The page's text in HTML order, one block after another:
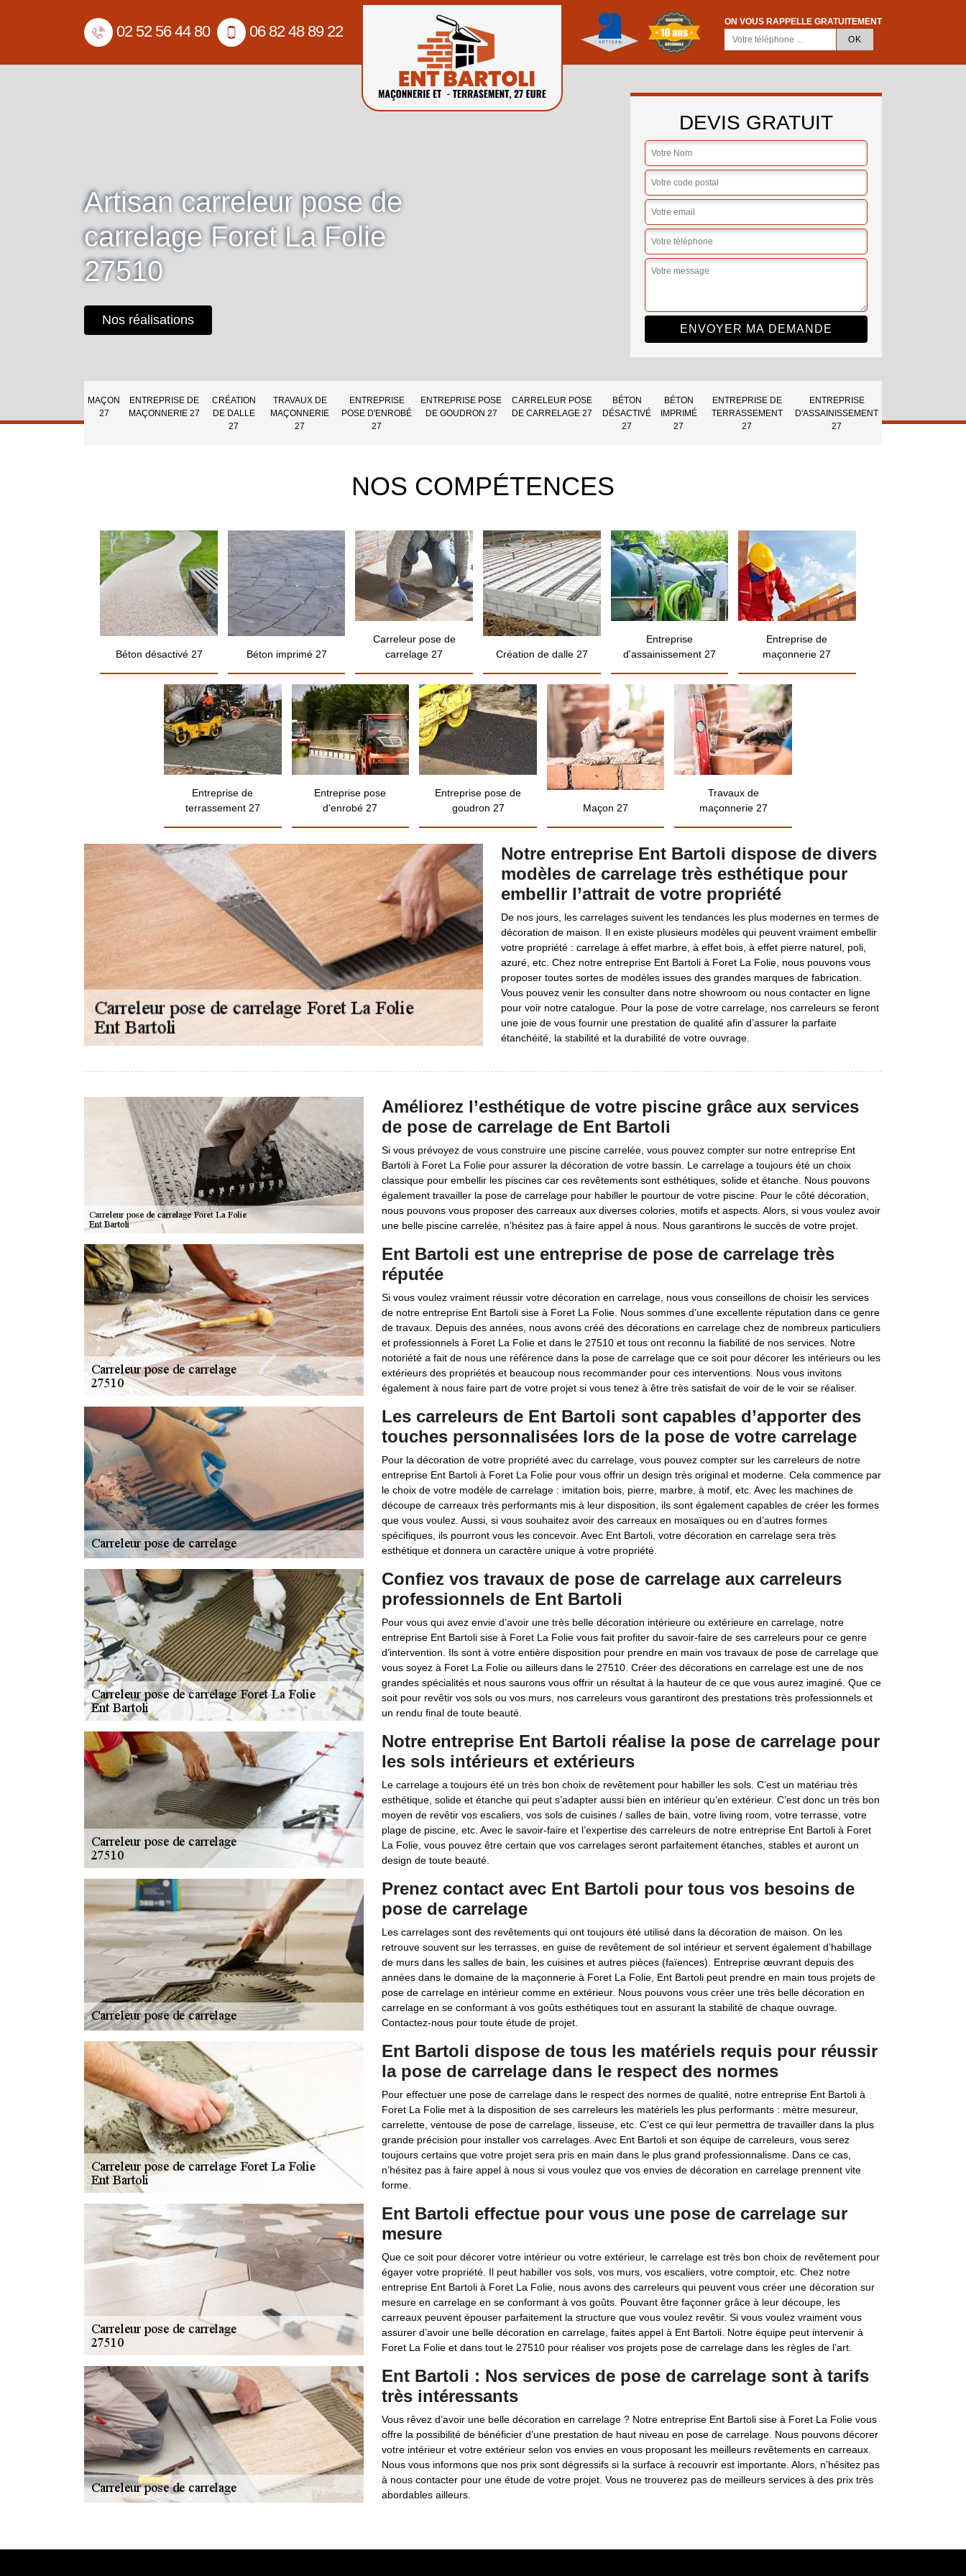
02 52 56 44 80 06 82 48 89 22
ON VOUS RAPPELLE GRATUITEMENT
Artisan carreleur pose de
carrelage Foret La Folie
27510
Nos réalisations
DEVIS GRATUIT
MAÇON
27
ENTREPRISE DE
MAÇONNERIE 27
CRÉATION
DE DALLE
27
TRAVAUX DE
MAÇONNERIE
27
ENTREPRISE
POSE D'ENROBÉ
27
ENTREPRISE POSE
DE GOUDRON 27
CARRELEUR POSE
DE CARRELAGE 27
BÉTON
DÉSACTIVÉ
27
BÉTON
IMPRIMÉ
27
ENTREPRISE DE
TERRASSEMENT
27
ENTREPRISE
D'ASSAINISSEMENT
27
NOS COMPÉTENCES
Béton désactivé 27 Béton imprimé 27
Carreleur pose de
carrelage 27
Création de dalle 27
Entreprise
d'assainissement 27
Entreprise de
maçonnerie 27
Entreprise de
terrassement 27
Entreprise pose
d'enrobé 27
Entreprise pose de
goudron 27
Maçon 27
Travaux de
maçonnerie 27
Notre entreprise Ent Bartoli dispose de divers
modèles de carrelage très esthétique pour
embellir l’attrait de votre propriété
De nos jours, les carrelages suivent les tendances les plus modernes en termes de
décoration de maison. Il en existe plusieurs modèles qui peuvent vraiment embellir
votre propriété : carrelage à effet marbre, à effet bois, à effet pierre naturel, poli,
azuré, etc. Chez notre entreprise Ent Bartoli à Foret La Folie, nous pouvons vous
proposer toutes sortes de modèles issues des grandes marques de fabrication.
Vous pouvez venir les consulter dans notre showroom ou nous contacter en ligne
pour voir notre catalogue. Pour la pose de votre carrelage, nos carreleurs se feront
une joie de vous fournir une prestation de qualité afin d’assurer la parfaite
étanchéité, la stabilité et la durabilité de votre ouvrage.
Améliorez l’esthétique de votre piscine grâce aux services
de pose de carrelage de Ent Bartoli
Si vous prévoyez de vous construire une piscine carrelée, vous pouvez compter sur notre entreprise Ent
Bartoli à Foret La Folie pour assurer la décoration de votre bassin. Le carrelage a toujours été un choix
classique pour embellir les piscines car ces revêtements sont esthétiques, solide et étanche. Nous pouvons
également travailler la pose de carrelage pour habiller le pourtour de votre piscine. Pour le côté décoration,
nous pouvons vous proposer des carreaux aux diverses colories, motifs et aspects. Alors, si vous voulez avoir
une belle piscine carrelée, n’hésitez pas à faire appel à nous. Nous garantirons le succès de votre projet.
Ent Bartoli est une entreprise de pose de carrelage très
réputée
Si vous voulez vraiment réussir votre décoration en carrelage, nous vous conseillons de choisir les services
de notre entreprise Ent Bartoli sise à Foret La Folie. Nous sommes d’une excellente réputation dans ce genre
de travaux. Depuis des années, nous avons créé des décorations en carrelage chez de nombreux particuliers
et professionnels à Foret La Folie et dans le 27510 et tous ont reconnu la fiabilité de nos services. Notre
notoriété a fait de nous une référence dans la pose de carrelage que ce soit pour décorer les intérieurs ou les
extérieurs des propriétés et beaucoup nous recommander pour ces interventions. Nous vous invitons
également à nous faire part de votre projet si vous tenez à être très satisfait de voir de le voir se réaliser.
Les carreleurs de Ent Bartoli sont capables d’apporter des
touches personnalisées lors de la pose de votre carrelage
Pour la décoration de votre propriété avec du carrelage, vous pouvez compter sur les carreleurs de notre
entreprise Ent Bartoli à Foret La Folie pour vous offrir un design très original et moderne. Cela commence par
le choix de votre modèle de carrelage : imitation bois, pierre, marbre, à motif, etc. Avec les machines de
découpe de carreaux très performants mis à leur disposition, ils sont également capables de créer les formes
que vous voulez. Aussi, si vous souhaitez avoir des carreaux en mosaïques ou en d’autres formes
spécifiques, ils pourront vous les concevoir. Avec Ent Bartoli, votre décoration en carrelage sera très
esthétique et donnera un caractère unique à votre propriété.
Confiez vos travaux de pose de carrelage aux carreleurs
professionnels de Ent Bartoli
Pour vous qui avez envie d’avoir une très belle décoration intérieure ou extérieure en carrelage, notre
entreprise Ent Bartoli sise à Foret La Folie vous fait profiter du savoir-faire de ses carreleurs pour ce genre
d’intervention. Ils sont à votre entière disposition pour prendre en main vos travaux de pose de carrelage que
vous soyez à Foret La Folie ou ailleurs dans le 27510. Créer des décorations en carrelage est une de nos
grandes spécialités et nous saurons vous offrir un résultat à la hauteur de ce que vous aurez imaginé. Que ce
soit pour revêtir vos sols ou vos murs, nos carreleurs vous garantiront des prestations très professionnels et
un rendu final de toute beauté.
Notre entreprise Ent Bartoli réalise la pose de carrelage pour
les sols intérieurs et extérieurs
Le carrelage a toujours été un très bon choix de revêtement pour habiller les sols. C’est un matériau très
esthétique, solide et étanche qui peut s’adapter aussi bien en intérieur qu’en extérieur. C’est donc un très bon
moyen de revêtir vos escaliers, vos sols de cuisines / salles de bain, votre living room, votre terrasse, votre
plage de piscine, etc. Avec le savoir-faire et l’expertise des carreleurs de notre entreprise Ent Bartoli à Foret
La Folie, vous pouvez être certain que vos carrelages seront parfaitement étanches, stables et auront un
design de toute beauté.
Prenez contact avec Ent Bartoli pour tous vos besoins de
pose de carrelage
Les carrelages sont des revêtements qui ont toujours été utilisé dans la décoration de maison. On les
retrouve souvent sur les terrasses, en guise de revêtement de sol intérieur et servent également d’habillage
de murs dans les salles de bain, les cuisines et autres pièces (faïences). Entreprise œuvrant depuis des
années dans le domaine de la maçonnerie à Foret La Folie, Ent Bartoli peut prendre en main tous projets de
pose de carrelage en intérieur comme en extérieur. Nous pouvons vous créer une très belle décoration en
carrelage en se conformant à vos goûts esthétiques tout en assurant la stabilité de chaque ouvrage.
Contactez-nous pour toute étude de projet.
Ent Bartoli dispose de tous les matériels requis pour réussir
la pose de carrelage dans le respect des normes
Pour effectuer une pose de carrelage dans le respect des normes de qualité, notre entreprise Ent Bartoli à
Foret La Folie met à la disposition de ses carreleurs les matériels les plus performants : mètre mesureur,
carrelette, ventouse de pose de carrelage, lisseuse, etc. C’est ce qui leur permettra de travailler dans la plus
grande précision pour installer vos carrelages. Avec Ent Bartoli et son équipe de carreleurs, vous serez
toujours certains que votre projet sera pris en main dans le plus grand professionnalisme. Dans ce cas,
n’hésitez pas à faire appel à nous si vous voulez que vos envies de décoration en carrelage prennent vite
forme.
Ent Bartoli effectue pour vous une pose de carrelage sur
mesure
Que ce soit pour décorer votre intérieur ou votre extérieur, le carrelage est très bon choix de revêtement pour
égayer votre propriété. Il peut habiller vos sols, vos murs, vos escaliers, votre comptoir, etc. Chez notre
entreprise Ent Bartoli à Foret La Folie, nous avons des carreleurs qui peuvent vous créer une décoration sur
mesure en carrelage en se conformant à vos goûts. Pouvant être façonner grâce à leur découpe, les
carreaux peuvent épouser parfaitement la structure que vous voulez revêtir. Si vous voulez vraiment vous
assurer d’avoir une belle décoration en carrelage, faites appel à Ent Bartoli. Notre équipe peut intervenir à
Foret La Folie et dans tout le 27510 pour réaliser vos projets pose de carrelage dans les règles de l’art.
Ent Bartoli : Nos services de pose de carrelage sont à tarifs
très intéressants
Vous rêvez d’avoir une belle décoration en carrelage ? Notre entreprise Ent Bartoli sise à Foret La Folie vous
offre la possibilité de bénéficier d’une prestation de haut niveau en pose de carrelage. Nous pouvons décorer
votre intérieur et votre extérieur selon vos envies en vous proposant les meilleurs revêtements en carreaux.
Nous vous informons que nos prix sont dégressifs si la surface à recouvrir est importante. Alors, n’hésitez pas
à nous contacter pour une étude de votre projet. Vous ne trouverez pas de meilleurs services à des prix très
abordables ailleurs.